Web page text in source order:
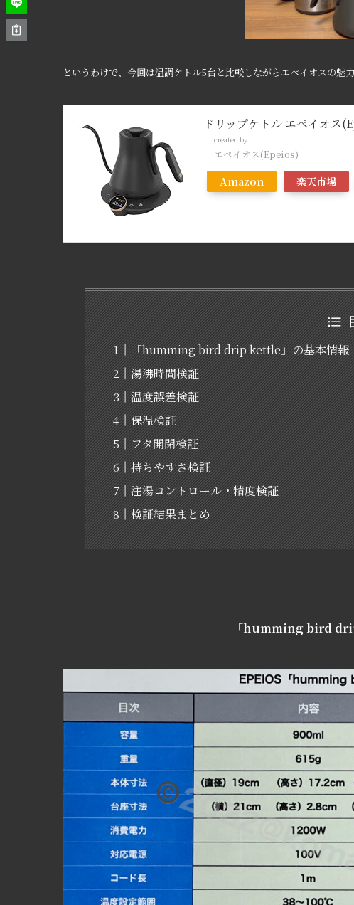
というわけで、今回は温調ケトル5台と比較しながらエペイオスの魅力
ドリップケトル エペイオス
created by
エペイオス(Epeios)
Amazon 楽天市場
「humming bird drip kettle」の基本情報
湯沸時間検証
温度誤差検証
保温検証
フタ開閉検証
持ちやすさ検証
注湯コントロール・精度検証
検証結果まとめ
「humming bird